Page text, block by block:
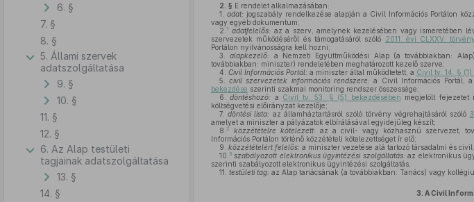
6. §
7. §
8. §
5. Állami szervek
adatszolgáltatása
9. §
10. §
11. §
12. §
6. Az Alap testületi
tagjainak adatszolgáltatása
13. §
14. §
2. § E rendelet alkalmazásában:
1.
adat: jogszabály rendelkezése alapján a Civil Információs Portálon
vagy egyéb dokumentum;
2. 1 adatfelelős: az a szerv, amelynek kezelésében vagy ismeretében
szervezetek működéséről és támogatásáról szóló 2011. évi CLXXV.
Portálon nyilvánosságra kell hozni;
3.
alapkezelő: a Nemzeti Együttműködési Alap (a továbbiakban:
továbbiakban: miniszter) rendeletében meghatározott kezelő szerve;
4. Civil Információs Portál: a miniszter által működtetett, a Civil tv. 14. §
5.
civil szervezetek információs rendszere: a Civil Információs Portál, a
bekezdése szerinti szakmai monitoring rendszer összessége;
6.
döntéshozó: a Civil tv. 53. § (5) bekezdésében megjelölt fejezetet
költségvetési előirányzat kezelője;
7. döntési lista: az államháztartásról szóló törvény végrehajtásáról szóló
amelyet a miniszter a pályázatok elbírálásával egyidejűleg készít;
8. 2 közzétételre kötelezett: az a civil- vagy közhasznú szervezet,
Információs Portálon történő közzétételi kötelezettséget ír elő;
9. közzétételért felelős: a miniszter vezetése alá tartozó társadalmi és
10. 3 szabályozott elektronikus ügyintézési szolgáltatás: az elektronikus
szerinti szabályozott elektronikus ügyintézési szolgáltatás,
11. testületi tag: az Alap tanácsának (a továbbiakban: Tanács) vagy
3. A Civil